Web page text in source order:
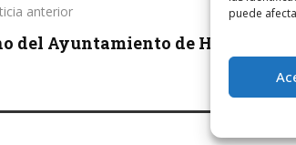
puede
anterior
del Ayuntamiento de Haro se ...